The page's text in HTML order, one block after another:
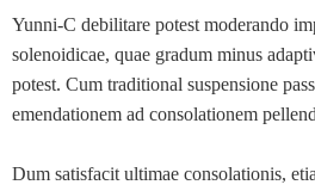
Yunni-C debilitare potest moderando
solenoidicae, quae gradum minus
potest. Cum traditional suspensione
emendationem ad consolationem
Dum satisfacit ultimae consolationis,